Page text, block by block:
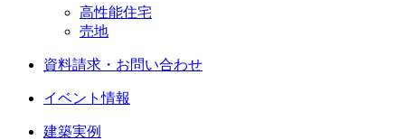
高性能住宅
売地
資料請求・お問い合わせ
イベント情報
建築実例